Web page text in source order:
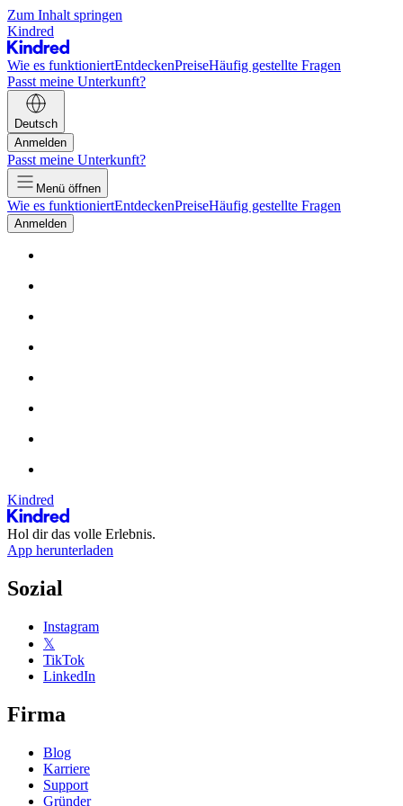
Zum Inhalt springen
Kindred
Wie es funktioniertEntdeckenPreiseHäufig gestellte Fragen
Passt meine Unterkunft?
Deutsch
Anmelden
Passt meine Unterkunft?
Menü öffnen
Wie es funktioniertEntdeckenPreiseHäufig gestellte Fragen
Anmelden
Kindred
Hol dir das volle Erlebnis.
App herunterladen
Sozial
Instagram
𝕏
TikTok
LinkedIn
Firma
Blog
Karriere
Support
Gründer